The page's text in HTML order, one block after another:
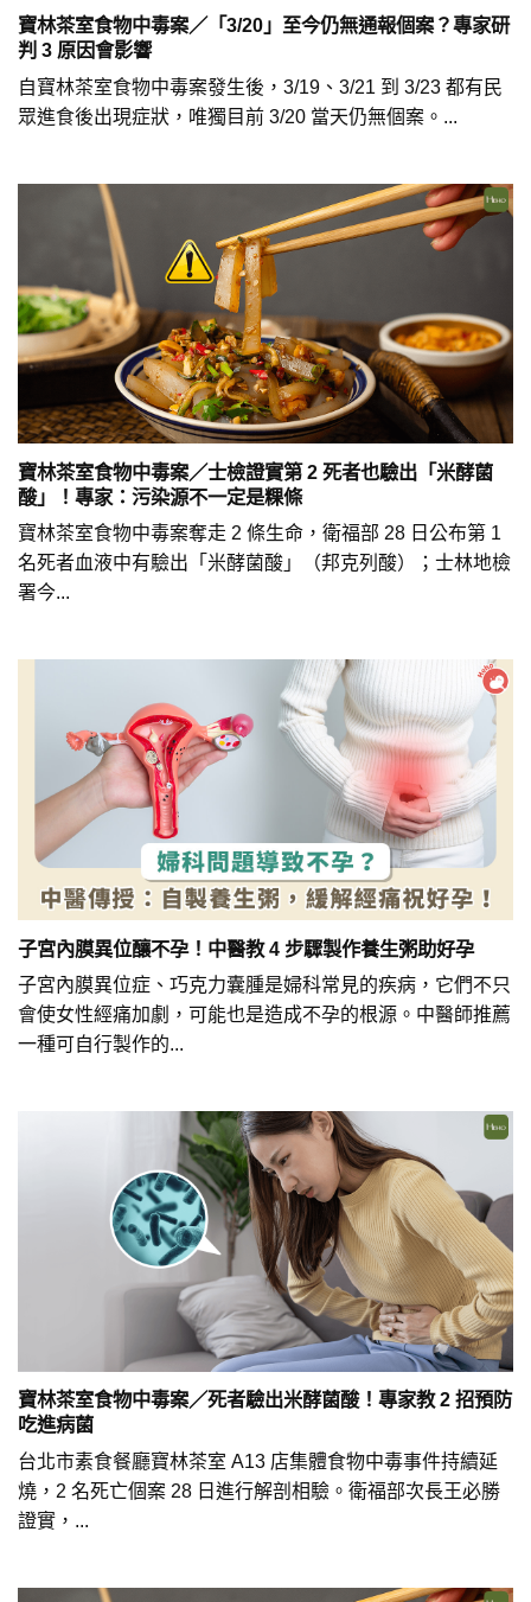
寶林茶室食物中毒案／「3/20」至今仍無通報個案？專家研
判 3 原因會影響
自寶林茶室食物中毒案發生後，3/19、3/21 到 3/23 都有民
眾進食後出現症狀，唯獨目前 3/20 當天仍無個案。...
寶林茶室食物中毒案／士檢證實第 2 死者也驗出「米酵菌
酸」！專家：污染源不一定是粿條
寶林茶室食物中毒案奪走 2 條生命，衛福部 28 日公布第 1
名死者血液中有驗出「米酵菌酸」（邦克列酸）；士林地檢
署今...
子宮內膜異位釀不孕！中醫教 4 步驟製作養生粥助好孕
子宮內膜異位症、巧克力囊腫是婦科常見的疾病，它們不只
會使女性經痛加劇，可能也是造成不孕的根源。中醫師推薦
一種可自行製作的...
寶林茶室食物中毒案／死者驗出米酵菌酸！專家教 2 招預防
吃進病菌
台北市素食餐廳寶林茶室 A13 店集體食物中毒事件持續延
燒，2 名死亡個案 28 日進行解剖相驗。衛福部次長王必勝
證實，...